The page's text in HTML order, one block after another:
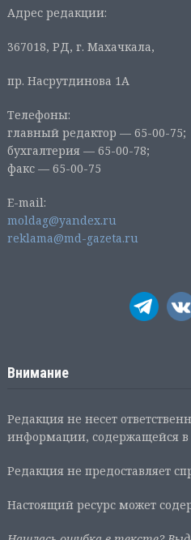
Адрес редакции:
367018, РД, г. Махачкала,
пр. Насрутдинова 1А
Телефоны:
главный редактор — 65-00-75;
бухгалтерия — 65-00-78;
факс — 65-00-75
E-mail:
moldag@yandex.ru
reklama@md-gazeta.ru
Внимание
Редакция не несет
информации, содержащейся
Редакция не предоставляет
Настоящий ресурс может